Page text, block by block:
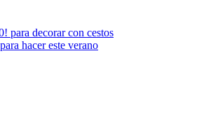
para decorar con cestos
hacer este verano